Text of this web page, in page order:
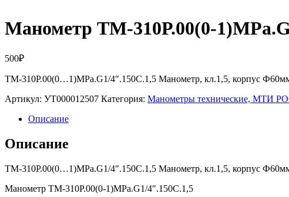
Манометр ТМ-310Р.00(0-
500₽
ТМ-310Р.00(0…1)MPa.G1/4″.150С.1,5 Манометр, кл.1,5, корпус
Артикул: УТ000012507 Категория: Манометры технические, МТИ
Описание
Описание
ТМ-310Р.00(0…1)MPa.G1/4″.150С.1,5 Манометр, кл.1,5, корпус
Манометр ТМ-310Р.00(0-1)MPa.G1/4″.150С.1,5